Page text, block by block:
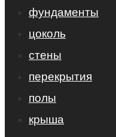
фундаменты
цоколь
стены
перекрытия
полы
крыша